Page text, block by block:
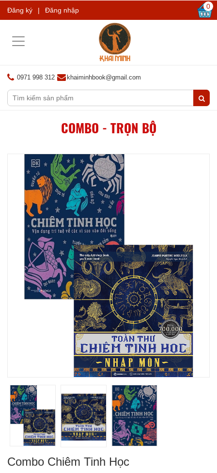
Đăng ký | Đăng nhập 0
Toggle
0971 998 312 khaiminhbook@gmail.com
COMBO - TRỌN BỘ
Combo Chiêm Tinh Học